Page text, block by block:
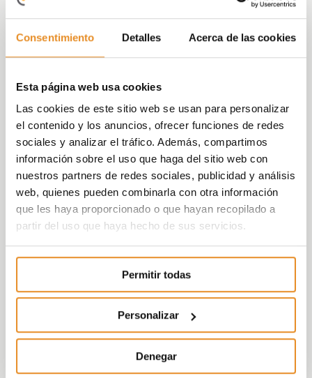
Consentimiento Detalles Acerca de las cookies
Esta página web usa cookies
Las cookies de este sitio web se usan para personalizar
el contenido y los anuncios, ofrecer funciones de redes
sociales y analizar el tráfico. Además, compartimos
información sobre el uso que haga del sitio web con
nuestros partners de redes sociales, publicidad y análisis
web, quienes pueden combinarla con otra información
que les haya proporcionado o que hayan recopilado a
partir del uso que haya hecho de sus servicios.
Permitir todas
Personalizar
Denegar